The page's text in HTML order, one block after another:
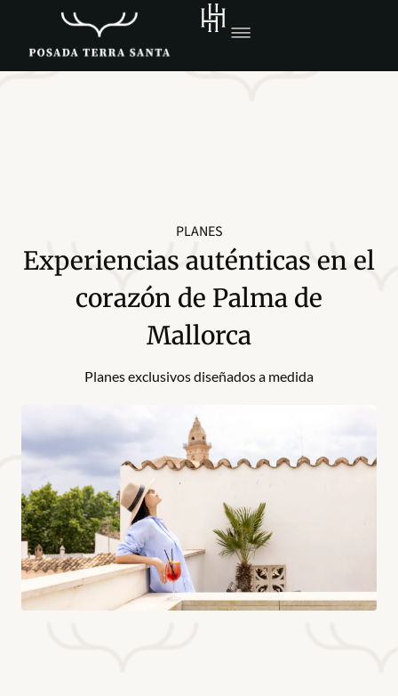
PLANES
Experiencias auténticas en el
corazón de Palma de
Mallorca
Planes exclusivos diseñados a medida